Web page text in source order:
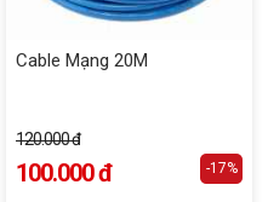
Cable Mạng 20M
120.000 đ
100.000 đ -17%